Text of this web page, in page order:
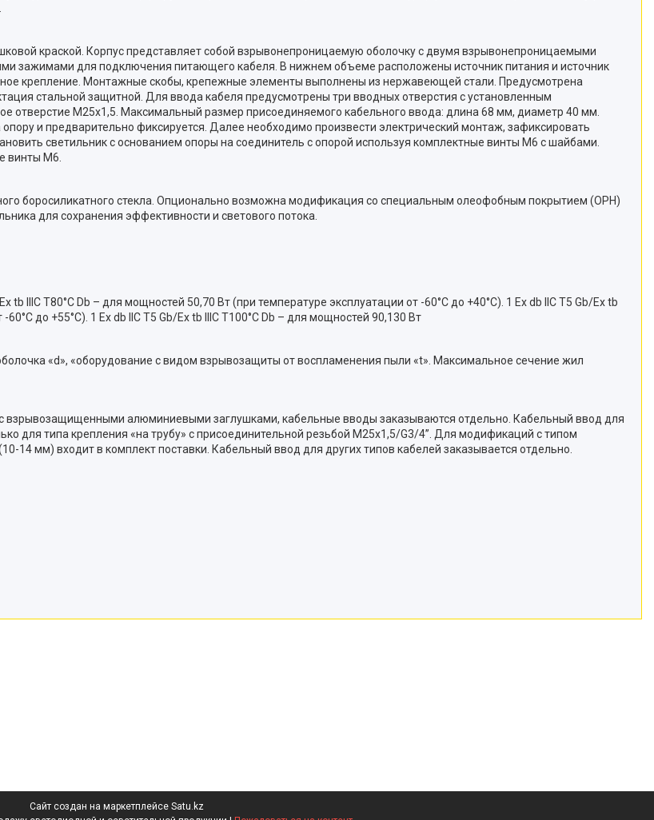
краской. Корпус представляет собой взрывонепроницаемую оболочку с двумя взрывонепроницаемыми
зажимами для подключения питающего кабеля. В нижнем объеме расположены источник питания и источник
крепление. Монтажные скобы, крепежные элементы выполнены из нержавеющей стали. Предусмотрена
стальной защитной. Для ввода кабеля предусмотрены три вводных отверстия с установленным
М25х1,5. Максимальный размер присоединяемого кабельного ввода: длина 68 мм, диаметр 40 мм.
и предварительно фиксируется. Далее необходимо произвести электрический монтаж, зафиксировать
светильник с основанием опоры на соединитель с опорой используя комплектные винты М6 с шайбами.
винты М6.
боросиликатного стекла. Опционально возможна модификация со специальным олеофобным покрытием (OPH)
для сохранения эффективности и светового потока.
tb IIIC T80°C Db – для мощностей 50,70 Вт (при температуре эксплуатации от -60°C до +40°C). 1 Ex db IIC T5 Gb/Ex tb
до +55°C). 1 Ex db IIC T5 Gb/Ex tb IIIC T100°C Db – для мощностей 90,130 Вт
«d», «оборудование с видом взрывозащиты от воспламенения пыли «t». Максимальное сечение жил
взрывозащищенными алюминиевыми заглушками, кабельные вводы заказываются отдельно. Кабельный ввод для
для типа крепления «на трубу» с присоединительной резьбой M25x1,5/G3/4’’. Для модификаций с типом
14 мм) входит в комплект поставки. Кабельный ввод для других типов кабелей заказывается отдельно.
Сайт создан на маркетплейсе Satu.kz